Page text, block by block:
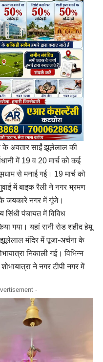
के अवतार साईं झूलेलाल की
में 19 व 20 मार्च को कई
से मनाई गई। 19 मार्च को
में बाइक रैली ने नगर भ्रमण
जयकारे नगर में गूंजे।
सिंधी पंचायत में विविध
गया। यहां रानी रोड शहीद हेमू
मंदिर में पूजा-अर्चना के
निकाली गई। विभिन्न
ने नगर टीपी नगर में
-